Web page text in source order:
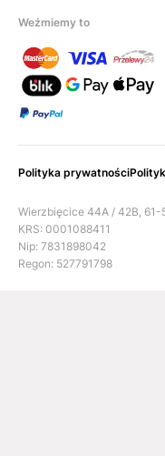
Weźmiemy to
Polityka prywatności
Wierzbięcice 44A / 42B, 61-
KRS: 0001088411
Nip: 7831898042
Regon: 527791798